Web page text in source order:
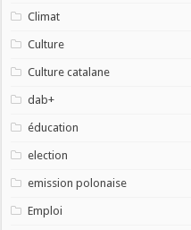
Climat
Culture
Culture catalane
dab+
éducation
election
emission polonaise
Emploi